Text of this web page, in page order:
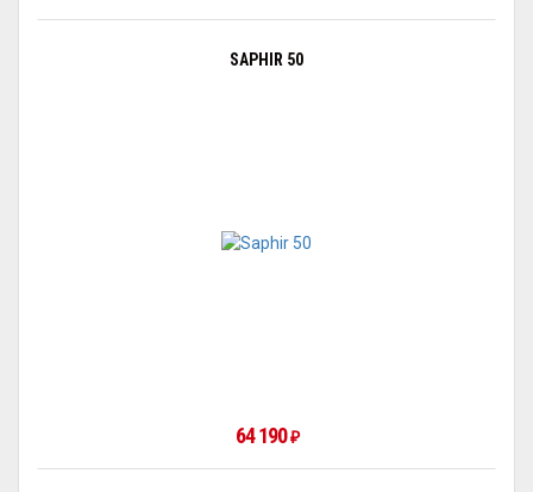
SAPHIR 50
64 190 ₽